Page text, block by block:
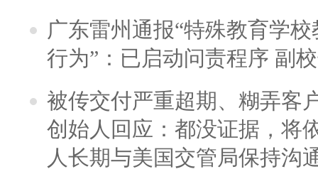
广东雷州通报“特殊教育学
行为”：已启动问责程序 副
被传交付严重超期、糊弄客
创始人回应：都没证据，将
人长期与美国交管局保持沟